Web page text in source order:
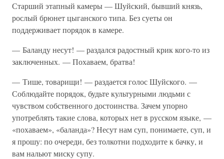
Старший этапный камеры — Шуйский, бывший князь,
рослый брюнет цыганского типа. Без суеты он
поддерживает порядок в камере.
— Баланду несут! — раздался радостный крик кого-то из
заключенных. — Похаваем, братва!
— Тише, товарищи! — раздается голос Шуйского. —
Соблюдайте порядок, будьте культурными людьми с
чувством собственного достоинства. Зачем упорно
употреблять такие слова, которых нет в русском языке, —
«похаваем», «баланда»? Несут нам суп, понимаете, суп, и
я прошу: по очереди, без толкотни подходите к бачку, и
вам нальют миску супу.